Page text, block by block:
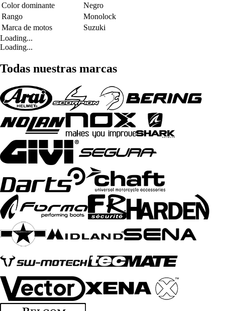
Color dominante
Negro
Rango
Monolock
Marca de motos
Suzuki
Loading...
Loading...
Todas nuestras marcas